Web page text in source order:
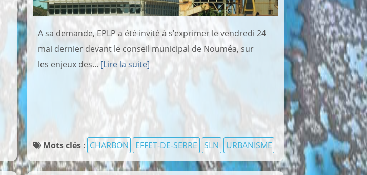
A sa demande, EPLP a été invité à s’exprimer le vendredi 24
mai dernier devant le conseil municipal de Nouméa, sur
les enjeux des... [Lire la suite]
Mots clés: CHARBON EFFET-DE-SERRE SLN URBANISME